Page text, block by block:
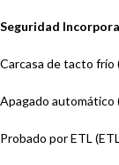
Seguridad
Carcasa de tacto frío
Apagado automático
Probado por ETL